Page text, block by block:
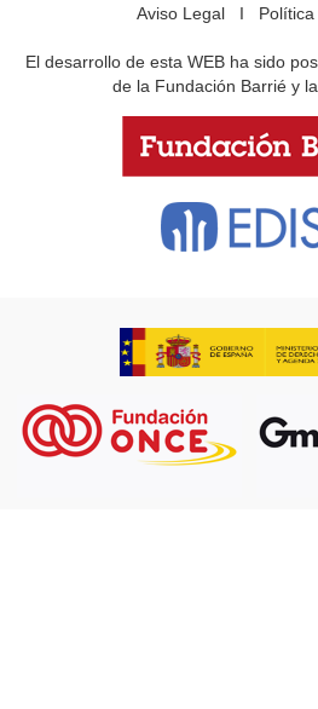
Aviso Legal I
El desarrollo de esta WEB ha sido
de la Fundación Barrié y